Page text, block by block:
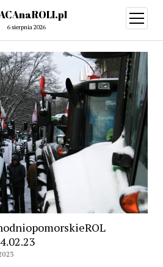
6 sierpnia 2026
open
menu